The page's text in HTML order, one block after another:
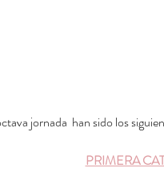
jornada  han sido los
PRIMERA